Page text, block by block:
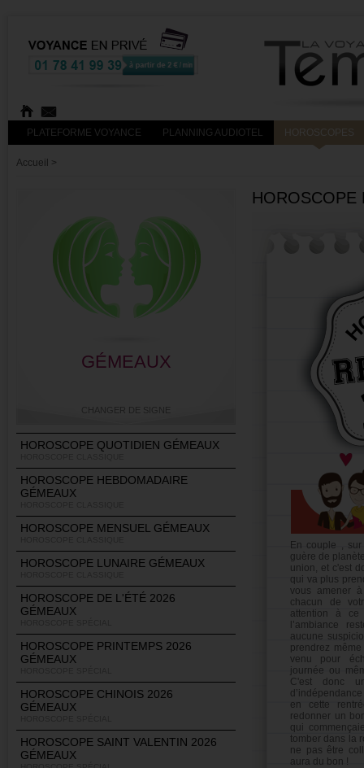
PLATEFORME VOYANCE PLANNING AUDIOTEL HOROSCOPES
Accueil >
GÉMEAUX
CHANGER DE SIGNE
Bélier Taureau Gémeaux Cancer
Lion Vierge Balance Scorpion
Sagittaire Capricorne Verseau Poissons
HOROSCOPE QUOTIDIEN GÉMEAUX
HOROSCOPE HEBDOMADAIRE
GÉMEAUX
HOROSCOPE MENSUEL GÉMEAUX
HOROSCOPE LUNAIRE GÉMEAUX
HOROSCOPE DE L'ÉTÉ 2026
GÉMEAUX
HOROSCOPE PRINTEMPS 2026
GÉMEAUX
HOROSCOPE CHINOIS 2026
GÉMEAUX
HOROSCOPE SAINT VALENTIN 2026
GÉMEAUX
HOROSCOPE
En couple ,
guère de
union, et c'est
qui va plus
vous amener
chacun de
attention à ce
l’ambiance
aucune
prendrez
venu pour
journée ou
C'est donc
en cette
redonner un
qui
tomber dans la
ne pas être
aura du bon !